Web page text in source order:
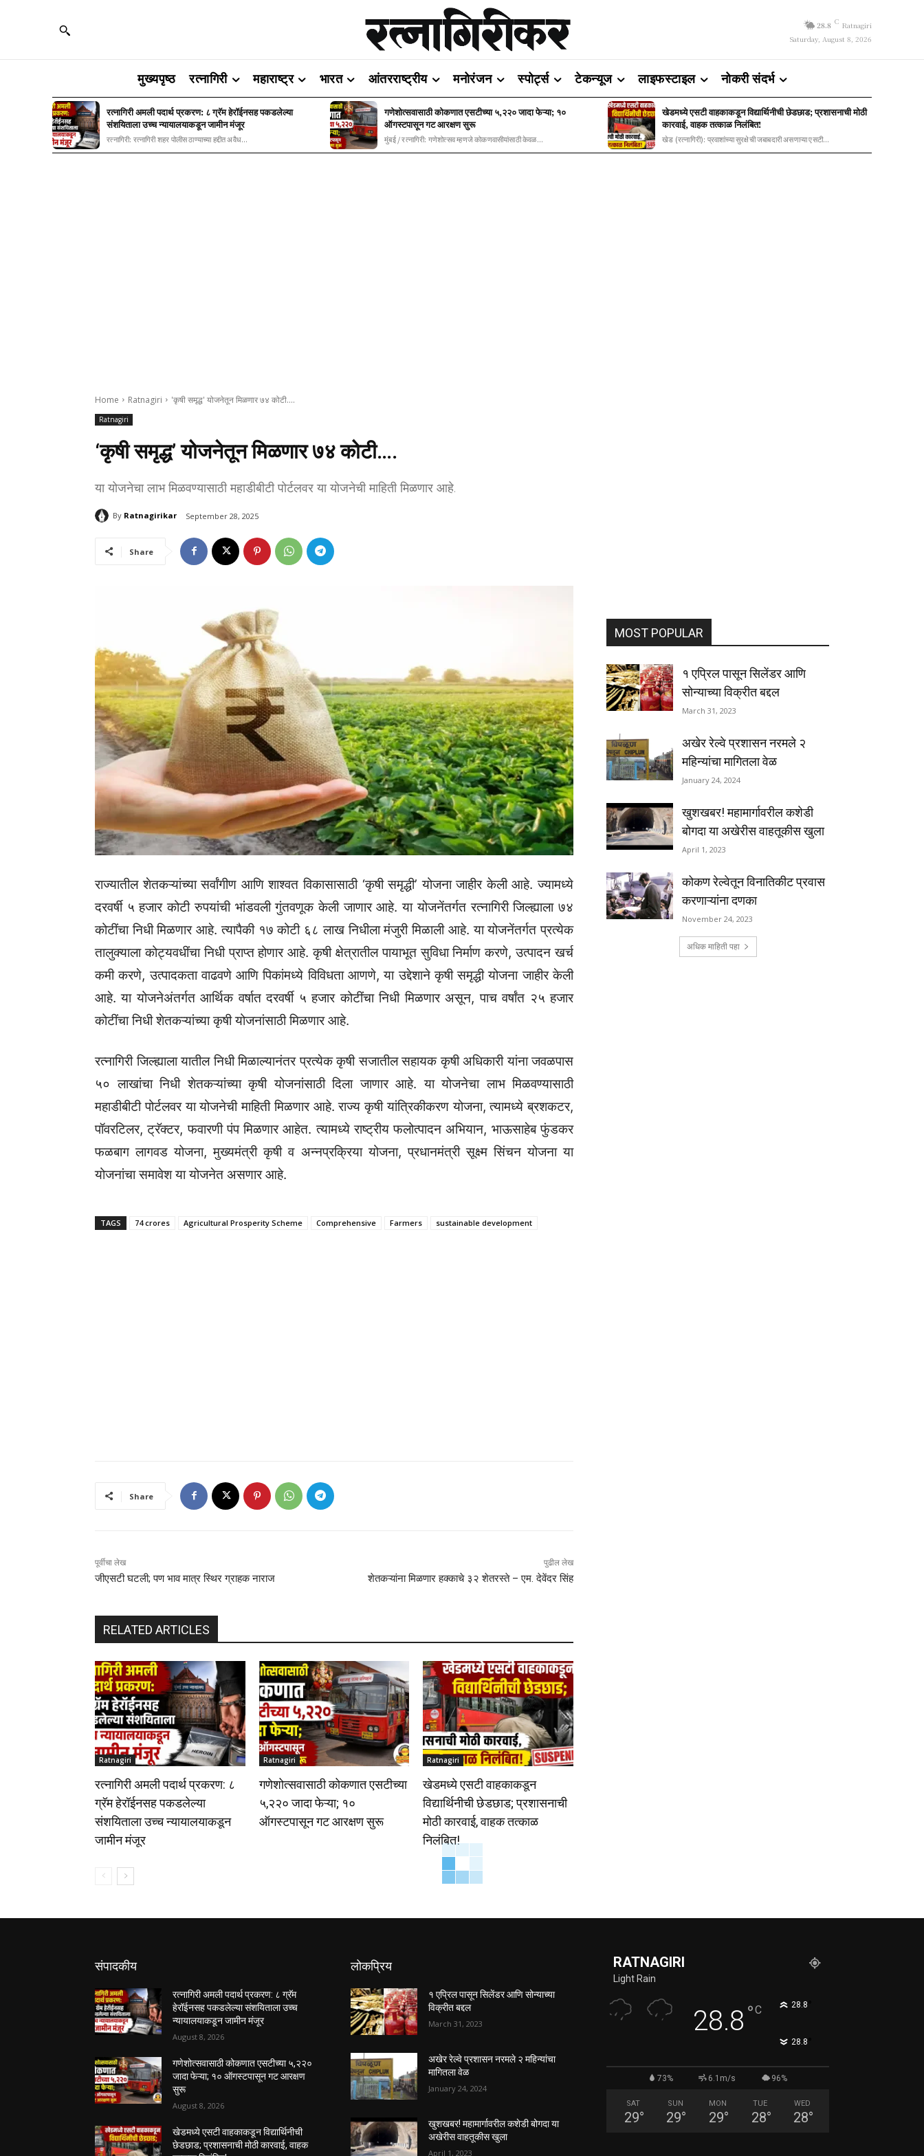
28.8 C Ratnagiri
Saturday, August 8, 2026
मुख्यपृष्ठ रत्नागिरी महाराष्ट्र भारत आंतरराष्ट्रीय मनोरंजन स्पोर्ट्स टेकन्यूज लाइफस्टाइल नोकरी संदर्भ
रत्नागिरी अमली पदार्थ प्रकरण: ८ ग्रॅम हेरॉईनसह पकडलेल्या
संशयिताला उच्च न्यायालयाकडून जामीन मंजूर
रत्नागिरी: रत्नागिरी शहर पोलीस ठाण्याच्या हद्दीत अवैध...
गणेशोत्सवासाठी कोकणात एसटीच्या ५,२२० जादा फेऱ्या; १०
ऑगस्टपासून गट आरक्षण सुरू
मुंबई / रत्नागिरी: गणेशोत्सव म्हणजे कोकणवासीयांसाठी केवळ...
खेडमध्ये एसटी वाहकाकडून विद्यार्थिनीची छेडछाड; प्रशासनाची मोठी
कारवाई, वाहक तत्काळ निलंबित!
खेड (रत्नागिरी): प्रवाशांच्या सुरक्षेची जबाबदारी असणाऱ्या एसटी...
Home Ratnagiri 'कृषी समृद्ध' योजनेतून मिळणार ७४ कोटी….
Ratnagiri
‘कृषी समृद्ध’ योजनेतून मिळणार ७४ कोटी….
या योजनेचा लाभ मिळवण्यासाठी महाडीबीटी पोर्टलवर या योजनेची माहिती मिळणार आहे.
By Ratnagirikar September 28, 2025
Share
राज्यातील शेतकऱ्यांच्या सर्वांगीण आणि शाश्वत विकासासाठी ‘कृषी समृद्धी’ योजना जाहीर केली आहे. ज्यामध्ये
दरवर्षी ५ हजार कोटी रुपयांची भांडवली गुंतवणूक केली जाणार आहे. या योजनेंतर्गत रत्नागिरी जिल्ह्याला ७४
कोटींचा निधी मिळणार आहे. त्यापैकी १७ कोटी ६८ लाख निधीला मंजुरी मिळाली आहे. या योजनेंतर्गत प्रत्येक
तालुक्याला कोट्यवधींचा निधी प्राप्त होणार आहे. कृषी क्षेत्रातील पायाभूत सुविधा निर्माण करणे, उत्पादन खर्च
कमी करणे, उत्पादकता वाढवणे आणि पिकांमध्ये विविधता आणणे, या उद्देशाने कृषी समृद्धी योजना जाहीर केली
आहे. या योजनेअंतर्गत आर्थिक वर्षात दरवर्षी ५ हजार कोटींचा निधी मिळणार असून, पाच वर्षांत २५ हजार
कोटींचा निधी शेतकऱ्यांच्या कृषी योजनांसाठी मिळणार आहे.
रत्नागिरी जिल्ह्याला यातील निधी मिळाल्यानंतर प्रत्येक कृषी सजातील सहायक कृषी अधिकारी यांना जवळपास
५० लाखांचा निधी शेतकऱ्यांच्या कृषी योजनांसाठी दिला जाणार आहे. या योजनेचा लाभ मिळवण्यासाठी
महाडीबीटी पोर्टलवर या योजनेची माहिती मिळणार आहे. राज्य कृषी यांत्रिकीकरण योजना, त्यामध्ये ब्रशकटर,
पॉवरटिलर, ट्रॅक्टर, फवारणी पंप मिळणार आहेत. त्यामध्ये राष्ट्रीय फलोत्पादन अभियान, भाऊसाहेब फुंडकर
फळबाग लागवड योजना, मुख्यमंत्री कृषी व अन्नप्रक्रिया योजना, प्रधानमंत्री सूक्ष्म सिंचन योजना या
योजनांचा समावेश या योजनेत असणार आहे.
TAGS 74 crores Agricultural Prosperity Scheme Comprehensive Farmers sustainable development
Share
पूर्वीचा लेख
जीएसटी घटली; पण भाव मात्र स्थिर ग्राहक नाराज
पुढील लेख
शेतकऱ्यांना मिळणार हक्काचे ३२ शेतरस्ते – एम. देवेंदर सिंह
RELATED ARTICLES
Ratnagiri
रत्नागिरी अमली पदार्थ प्रकरण: ८
ग्रॅम हेरॉईनसह पकडलेल्या
संशयिताला उच्च न्यायालयाकडून
जामीन मंजूर
Ratnagiri
गणेशोत्सवासाठी कोकणात एसटीच्या
५,२२० जादा फेऱ्या; १०
ऑगस्टपासून गट आरक्षण सुरू
Ratnagiri
खेडमध्ये एसटी वाहकाकडून
विद्यार्थिनीची छेडछाड; प्रशासनाची
मोठी कारवाई, वाहक तत्काळ
निलंबित!
MOST POPULAR
१ एप्रिल पासून सिलेंडर आणि
सोन्याच्या विक्रीत बद्दल
March 31, 2023
अखेर रेल्वे प्रशासन नरमले २
महिन्यांचा मागितला वेळ
January 24, 2024
खुशखबर! महामार्गावरील कशेडी
बोगदा या अखेरीस वाहतूकीस खुला
April 1, 2023
कोकण रेल्वेतून विनातिकीट प्रवास
करणाऱ्यांना दणका
November 24, 2023
अधिक माहिती पहा
संपादकीय
रत्नागिरी अमली पदार्थ प्रकरण: ८ ग्रॅम
हेरॉईनसह पकडलेल्या संशयिताला उच्च
न्यायालयाकडून जामीन मंजूर
August 8, 2026
गणेशोत्सवासाठी कोकणात एसटीच्या ५,२२०
जादा फेऱ्या; १० ऑगस्टपासून गट आरक्षण
सुरू
August 8, 2026
खेडमध्ये एसटी वाहकाकडून विद्यार्थिनीची
छेडछाड; प्रशासनाची मोठी कारवाई, वाहक
लोकप्रिय
१ एप्रिल पासून सिलेंडर आणि सोन्याच्या
विक्रीत बद्दल
March 31, 2023
अखेर रेल्वे प्रशासन नरमले २ महिन्यांचा
मागितला वेळ
January 24, 2024
खुशखबर! महामार्गावरील कशेडी बोगदा या
अखेरीस वाहतूकीस खुला
April 1, 2023
RATNAGIRI
Light Rain
28.8 °C 28.8
28.8
73% 6.1m/s 96%
SAT
29°
SUN
29°
MON
29°
TUE
28°
WED
28°